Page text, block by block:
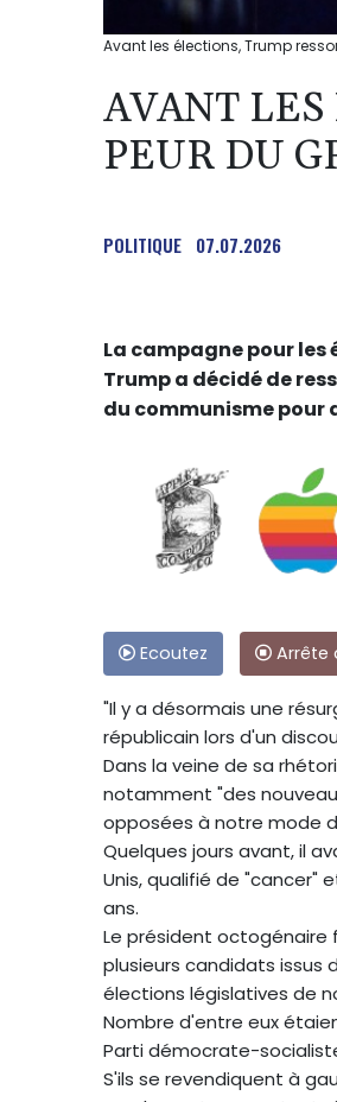
Avant les élections, Trump
AVANT
PEUR DU
POLITIQUE 07.07.2026
La campagne pour
Trump a décidé de
du communisme pour
Ecoutez Arrête
"Il y a désormais une
républicain lors d'un
Dans la veine de sa
notamment "des
opposées à notre mode
Quelques jours avant, il
Unis, qualifié de "cancer"
ans.
Le président
plusieurs candidats issus
élections législatives de
Nombre d'entre eux
Parti démocrate-
S'ils se revendiquent à